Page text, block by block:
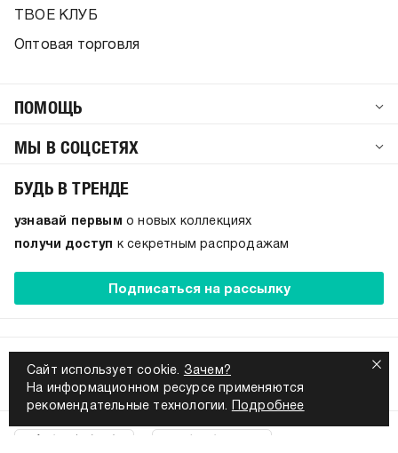
Сайт использует cookie. Зачем?
На информационном ресурсе применяются
рекомендательные технологии.
Подробнее
ТВОЕ КЛУБ
Оптовая торговля
ПОМОЩЬ
МЫ В СОЦСЕТЯХ
БУДЬ В ТРЕНДЕ
узнавай первым о новых коллекциях
получи доступ к секретным распродажам
Подписаться на рассылку
8 800 555-56-96
Ежедневно с 9:00 до 21:00 по Москве